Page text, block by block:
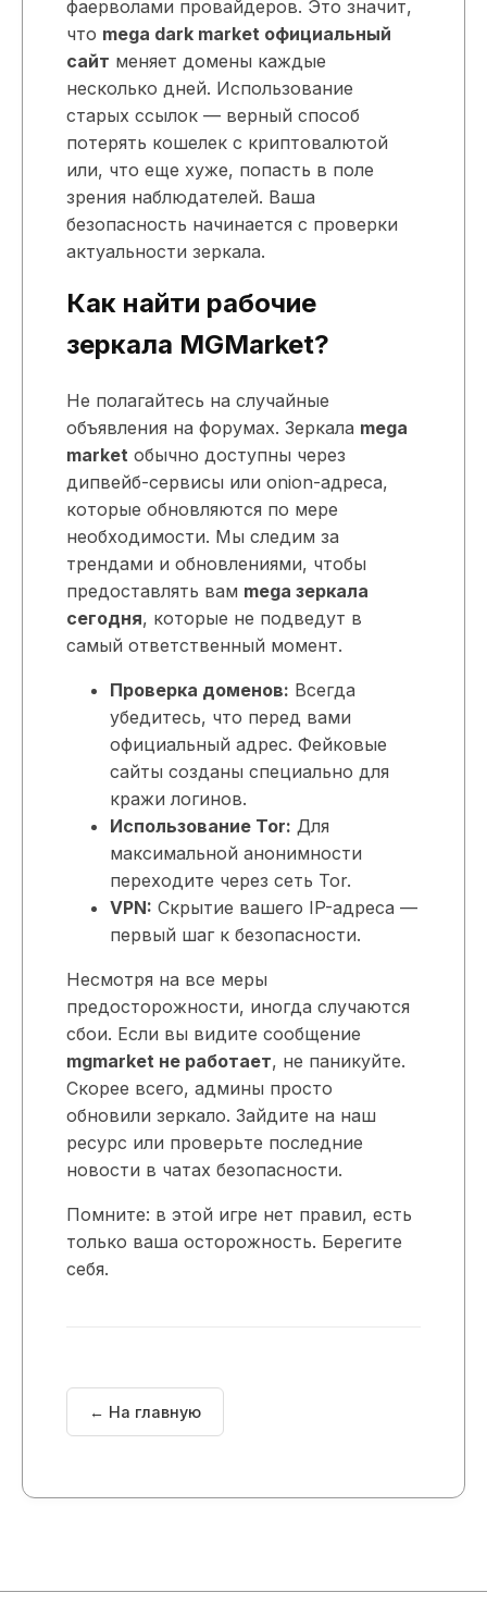
фаерволами провайдеров. Это значит,
что mega dark market официальный
сайт меняет домены каждые
несколько дней. Использование
старых ссылок — верный способ
потерять кошелек с криптовалютой
или, что еще хуже, попасть в поле
зрения наблюдателей. Ваша
безопасность начинается с проверки
актуальности зеркала.
Как найти рабочие
зеркала MGMarket?
Не полагайтесь на случайные
объявления на форумах. Зеркала mega
market обычно доступны через
дипвейб-сервисы или onion-адреса,
которые обновляются по мере
необходимости. Мы следим за
трендами и обновлениями, чтобы
предоставлять вам mega зеркала
сегодня, которые не подведут в
самый ответственный момент.
Проверка доменов: Всегда
убедитесь, что перед вами
официальный адрес. Фейковые
сайты созданы специально для
кражи логинов.
Использование Tor: Для
максимальной анонимности
переходите через сеть Tor.
VPN: Скрытие вашего IP-адреса —
первый шаг к безопасности.
Несмотря на все меры
предосторожности, иногда случаются
сбои. Если вы видите сообщение
mgmarket не работает, не паникуйте.
Скорее всего, админы просто
обновили зеркало. Зайдите на наш
ресурс или проверьте последние
новости в чатах безопасности.
Помните: в этой игре нет правил, есть
только ваша осторожность. Берегите
себя.
← На главную